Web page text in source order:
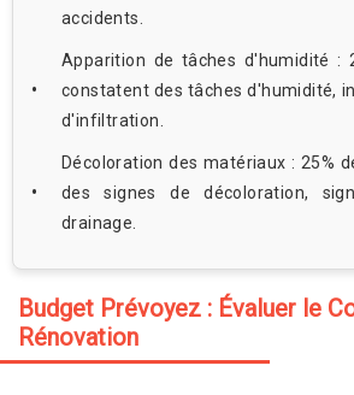
accidents.
Apparition de tâches d'humidité :
constatent des tâches d'humidité,
d'infiltration.
Décoloration des matériaux : 25%
des signes de décoloration,
drainage.
Budget Prévoyez : Évaluer le
Rénovation